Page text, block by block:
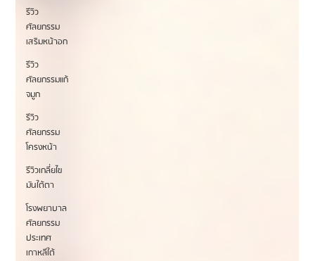
รีวิว
ศัลยกรรม
เสริมหน้าอก
รีวิว
ศัลยกรรมแก้
จมูก
รีวิว
ศัลยกรรม
โครงหน้า
รีวิวเกลี่ยไข
มันใต้ตา
โรงพยาบาล
ศัลยกรรม
ประเทศ
เกาหลีใต้